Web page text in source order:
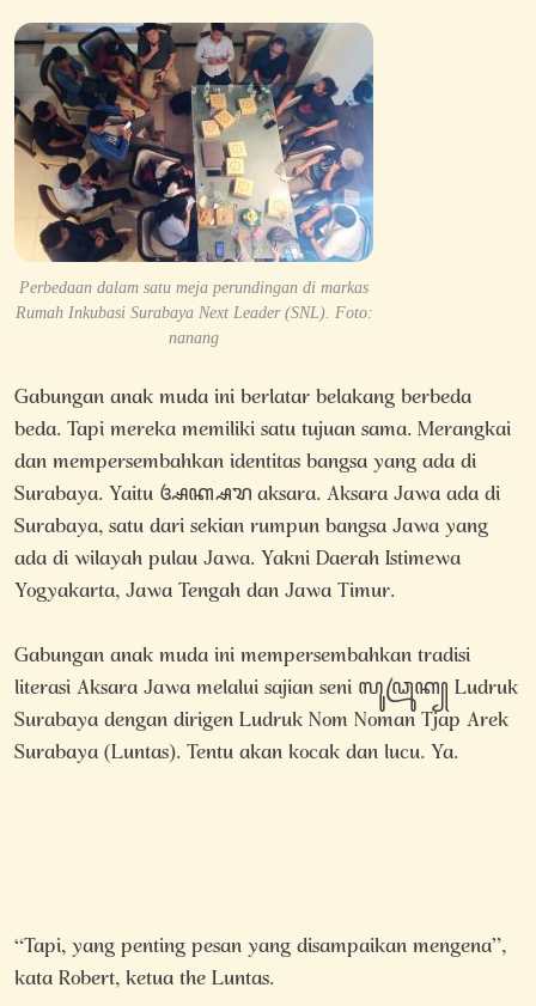
Perbedaan dalam satu meja perundingan di markas
Rumah Inkubasi Surabaya Next Leader (SNL). Foto:
nanang
Gabungan anak muda ini berlatar belakang berbeda
beda. Tapi mereka memiliki satu tujuan sama. Merangkai
dan mempersembahkan identitas bangsa yang ada di
Surabaya. Yaitu ꦄꦏ꧀ꦱꦫ aksara. Aksara Jawa ada di
Surabaya, satu dari sekian rumpun bangsa Jawa yang
ada di wilayah pulau Jawa. Yakni Daerah Istimewa
Yogyakarta, Jawa Tengah dan Jawa Timur.
Gabungan anak muda ini mempersembahkan tradisi
literasi Aksara Jawa melalui sajian seni ꦭꦸꦣꦿꦸꦏ꧀ Ludruk
Surabaya dengan dirigen Ludruk Nom Noman Tjap Arek
Surabaya (Luntas). Tentu akan kocak dan lucu. Ya.
“Tapi, yang penting pesan yang disampaikan mengena”,
kata Robert, ketua the Luntas.